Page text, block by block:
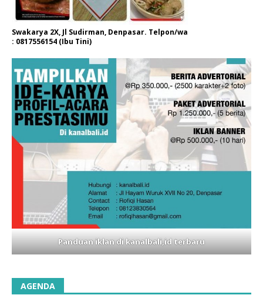
Swakarya 2X, Jl Sudirman, Denpasar. Telpon/wa
: 0817556154 (Ibu Tini)
Panduan iklan di kanalbali,id terbaru
AGENDA